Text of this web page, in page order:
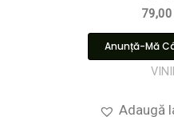
79,00
Anunță-Mă
Adaugă